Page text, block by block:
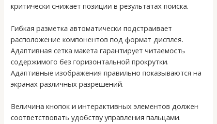
критически снижает позиции в результатах поиска.
Гибкая разметка автоматически подстраивает
расположение компонентов под формат дисплея.
Адаптивная сетка макета гарантирует читаемость
содержимого без горизонтальной прокрутки.
Адаптивные изображения правильно показываются на
экранах различных разрешений.
Величина кнопок и интерактивных элементов должен
соответствовать удобству управления пальцами.